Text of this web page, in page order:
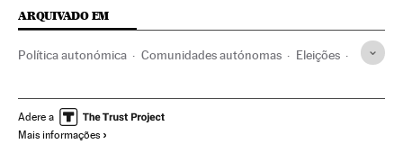
ARQUIVADO EM
Política autonómica Comunidades autónomas Eleições
Referendo sobre a Independência da Catalunha 2017
Autodeterminação
Adere a
Mais informações